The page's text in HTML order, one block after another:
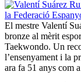
El mestre Valentí
bronze al mèrit
Taekwondo. Un
l’ensenyament i la
ara fa 51 anys com